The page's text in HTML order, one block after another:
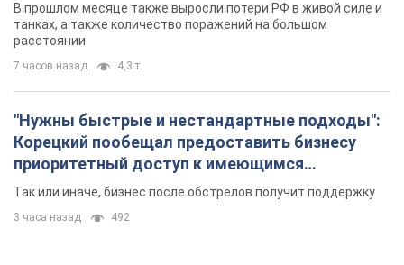
В прошлом месяце также выросли потери РФ в живой силе и
танках, а также количество поражений на большом
расстоянии
7 часов назад 4,3 т.
"Нужны быстрые и нестандартные подходы":
Корецкий пообещал предоставить бизнесу
приоритетный доступ к имеющимся
складским помещениям
Так или иначе, бизнес после обстрелов получит поддержку
3 часа назад 492